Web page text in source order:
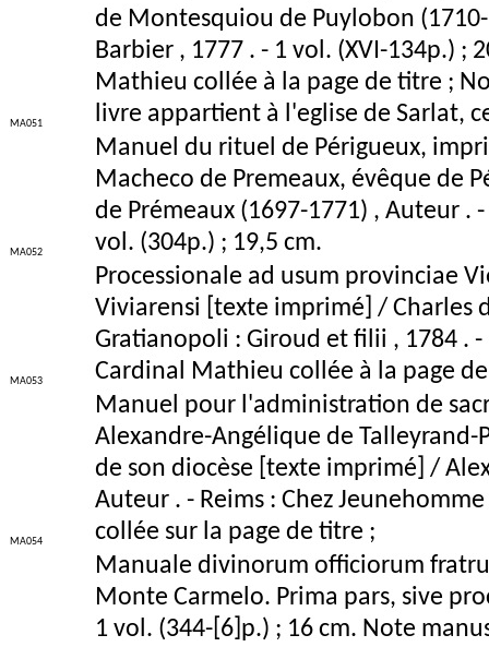
MA051
de Montesquiou de Puylobon (1710-
Barbier , 1777 . - 1 vol. (XVI-134p.)
Mathieu collée à la page de titre ;
livre appartient à l'eglise de Sarlat,
MA052
Manuel du rituel de Périgueux,
Macheco de Premeaux, évêque de
de Prémeaux (1697-1771) , Auteur .
vol. (304p.) ; 19,5 cm.
MA053
Processionale ad usum provinciae
Viviarensi [texte imprimé] / Charles
Gratianopoli : Giroud et filii , 1784 .
Cardinal Mathieu collée à la page
MA054
Manuel pour l'administration de
Alexandre-Angélique de Talleyrand-
de son diocèse [texte imprimé] /
Auteur . - Reims : Chez
collée sur la page de titre ;
Manuale divinorum officiorum
Monte Carmelo. Prima pars, sive
1 vol. (344-[6]p.) ; 16 cm. Note